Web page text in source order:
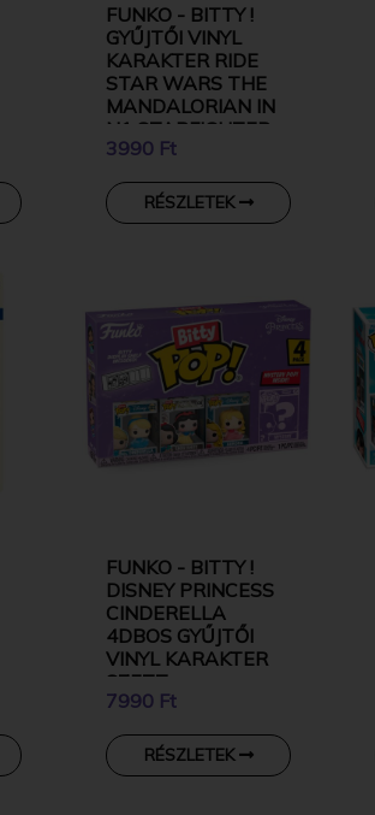
FUNKO - BITTY !
GYŰJTŐI VINYL
KARAKTER RIDE
STAR WARS THE
MANDALORIAN IN
N1 STARFIGHTER
WITH GROGU
3990 Ft
RÉSZLETEK
FUNKO - BITTY !
DISNEY PRINCESS
CINDERELLA
4DBOS GYŰJTŐI
VINYL KARAKTER
SZETT
7990 Ft
RÉSZLETEK